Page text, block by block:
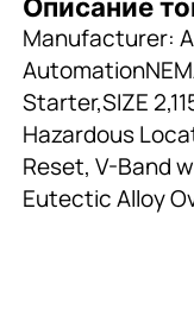
Manufacturer:
Starter,SIZE
Hazardous
Reset, V-Band
Eutectic Alloy